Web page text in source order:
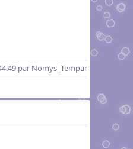
par Nomys_Tempar